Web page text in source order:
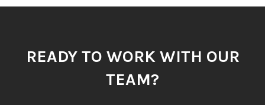
READY TO WORK WITH OUR
TEAM?